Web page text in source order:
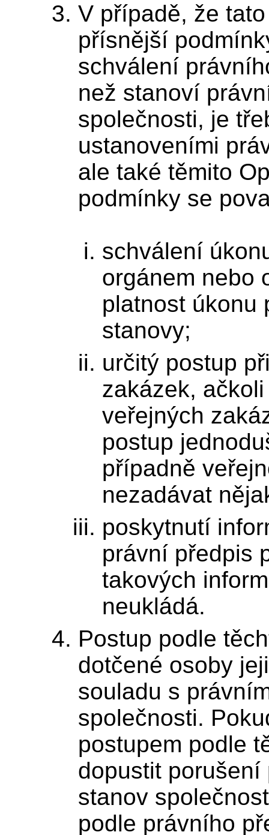
V případě, že
přísnější
schválení
než stanoví
společnosti, je
ustanoveními
ale také těmito
podmínky se
schválení
orgánem nebo
platnost úkonu
stanovy;
určitý postup
zakázek,
veřejných
postup
případně
nezadávat
poskytnutí
právní předpis
takových
neukládá.
Postup podle
dotčené osoby
souladu s
společnosti.
postupem podle
dopustit
stanov
podle právního